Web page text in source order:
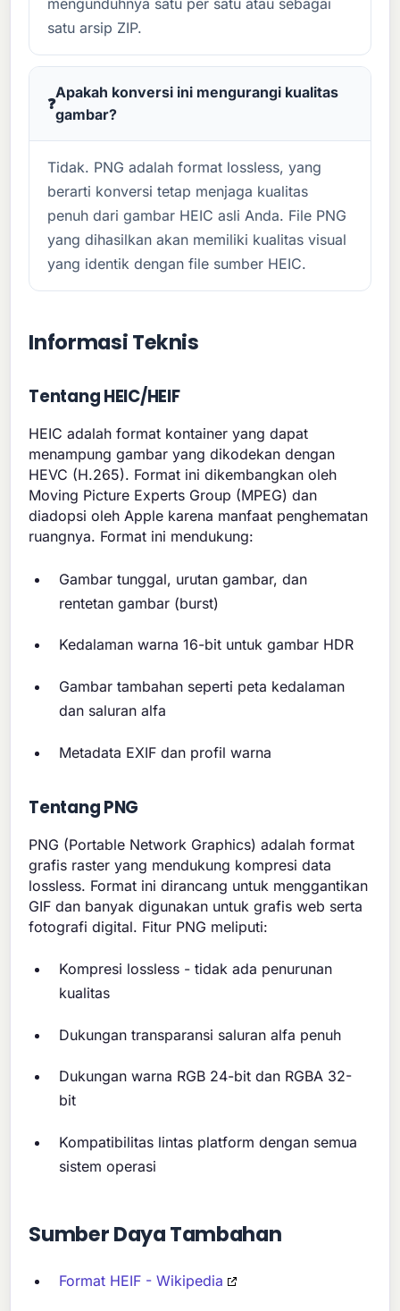
mengunduhnya satu per satu atau sebagai
satu arsip ZIP.
Apakah konversi ini mengurangi kualitas
gambar?
Tidak. PNG adalah format lossless, yang
berarti konversi tetap menjaga kualitas
penuh dari gambar HEIC asli Anda. File PNG
yang dihasilkan akan memiliki kualitas visual
yang identik dengan file sumber HEIC.
Informasi Teknis
Tentang HEIC/HEIF
HEIC adalah format kontainer yang dapat
menampung gambar yang dikodekan dengan
HEVC (H.265). Format ini dikembangkan oleh
Moving Picture Experts Group (MPEG) dan
diadopsi oleh Apple karena manfaat penghematan
ruangnya. Format ini mendukung:
Gambar tunggal, urutan gambar, dan
rentetan gambar (burst)
Kedalaman warna 16-bit untuk gambar HDR
Gambar tambahan seperti peta kedalaman
dan saluran alfa
Metadata EXIF dan profil warna
Tentang PNG
PNG (Portable Network Graphics) adalah format
grafis raster yang mendukung kompresi data
lossless. Format ini dirancang untuk menggantikan
GIF dan banyak digunakan untuk grafis web serta
fotografi digital. Fitur PNG meliputi:
Kompresi lossless - tidak ada penurunan
kualitas
Dukungan transparansi saluran alfa penuh
Dukungan warna RGB 24-bit dan RGBA 32-
bit
Kompatibilitas lintas platform dengan semua
sistem operasi
Sumber Daya Tambahan
Format HEIF - Wikipedia